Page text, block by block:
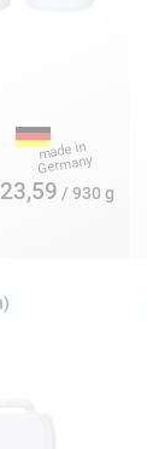
23,59 / 930 g